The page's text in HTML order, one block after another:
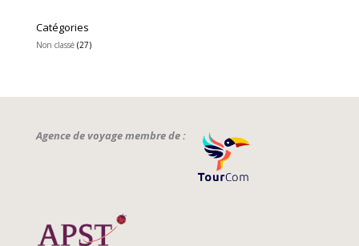
Catégories
Non classé(27)
Agence de voyage membre de :